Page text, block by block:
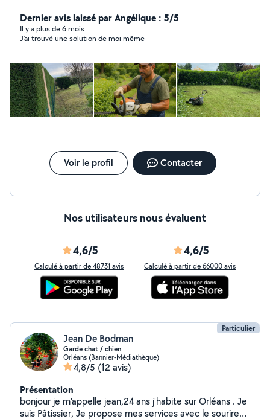
Dernier avis laissé par Angélique : 5/5
Il y a plus de 6 mois
J’ai trouvé une solution de moi même
Voir le profil Contacter
Nos utilisateurs nous évaluent
4,6/5
Calculé à partir de 48731 avis
4,6/5
Calculé à partir de 66000 avis
Particulier
Jean De Bodman
Garde chat / chien
Orléans (Bannier-Médiathèque)
4,8/5 (12 avis)
Présentation
bonjour je m'appelle jean,24 ans j'habite sur Orléans . Je
suis Pâtissier, Je propose mes services avec le sourire